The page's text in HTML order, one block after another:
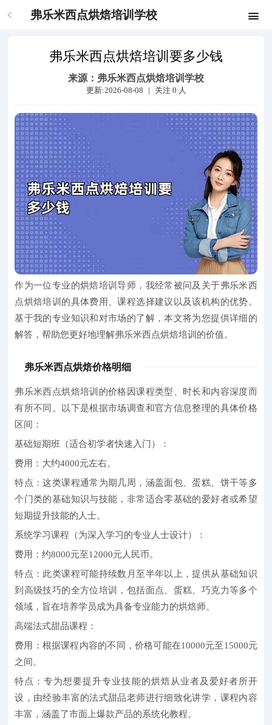
弗乐米西点烘焙培训学校
弗乐米西点烘焙培训要多少钱
来源： 弗乐米西点烘焙培训学校
更新:2026-08-08 | 关注 0 人
作为一位专业的烘焙培训导师，我经常被问及关于弗乐米西
点烘焙培训的具体费用、课程选择建议以及该机构的优势。
基于我的专业知识和对市场的了解，本文将为您提供详细的
解答，帮助您更好地理解弗乐米西点烘焙培训的价值。
弗乐米西点烘焙价格明细
弗乐米西点烘焙培训的价格因课程类型、时长和内容深度而
有所不同。以下是根据市场调查和官方信息整理的具体价格
区间：
基础短期班（适合初学者快速入门）：
费用：大约4000元左右。
特点：这类课程通常为期几周，涵盖面包、蛋糕、饼干等多
个门类的基础知识与技能，非常适合零基础的爱好者或希望
短期提升技能的人士。
系统学习课程（为深入学习的专业人士设计）：
费用：约8000元至12000元人民币。
特点：此类课程可能持续数月至半年以上，提供从基础知识
到高级技巧的全方位培训，包括面点、蛋糕、巧克力等多个
领域，旨在培养学员成为具备专业能力的烘焙师。
高端法式甜品课程：
费用：根据课程内容的不同，价格可能在10000元至15000元
之间。
特点：专为想要提升专业技能的烘焙从业者及爱好者所开
设，由经验丰富的法式甜品老师进行细致化讲学，课程内容
丰富，涵盖了市面上爆款产品的系统化教程。